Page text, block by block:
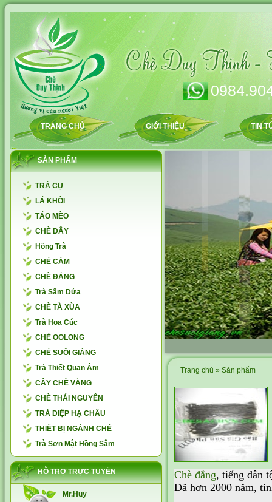
TRANG CHỦ GIỚI THIỆU TIN
SẢN PHẨM
TRÀ CỤ
LÁ KHÔI
TÁO MÈO
CHÈ DÂY
Hồng Trà
CHÈ CÁM
CHÈ ĐẮNG
Trà Sâm Dứa
CHÈ TÀ XÙA
Trà Hoa Cúc
CHÈ OOLONG
CHÈ SUỐI GIÀNG
Trà Thiết Quan Âm
CÂY CHÈ VẰNG
CHÈ THÁI NGUYÊN
TRÀ DIỆP HẠ CHÂU
THIẾT BỊ NGÀNH CHÈ
Trà Sơn Mật Hồng Sâm
HỖ TRỢ TRỰC TUYẾN
Mr.Huy
Trang chủ » Sản phẩm
Chè đắng, tiếng dân
Đã hơn 2000 năm,